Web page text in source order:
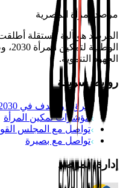
مرصد المرأة المصرية
الجهود التنموية.
روابط سريعة
الرؤية والهدف في 2030
مؤشرات تمكين المرأة
تواصل مع المجلس
تواصل مع بصيرة
إدارة المرصد